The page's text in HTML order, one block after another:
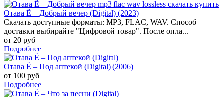
Отава Ё – Добрый вечер (Digital) (2023)
Скачать доступные форматы: MP3, FLAC, WAV. Способ
доставки выбирайте "Цифровой товар". После опла...
от 20 руб
Подробнее
Отава Ё – Под аптекой (Digital) (2006)
от 100 руб
Подробнее